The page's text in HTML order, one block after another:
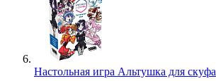
Настольная игра Альтушка для скуфа